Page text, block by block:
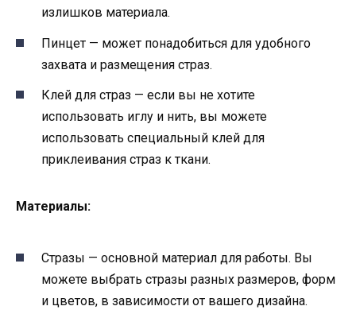
излишков материала.
Пинцет — может понадобиться для удобного
захвата и размещения страз.
Клей для страз — если вы не хотите
использовать иглу и нить, вы можете
использовать специальный клей для
приклеивания страз к ткани.
Материалы:
Стразы — основной материал для работы. Вы
можете выбрать стразы разных размеров, форм
и цветов, в зависимости от вашего дизайна.